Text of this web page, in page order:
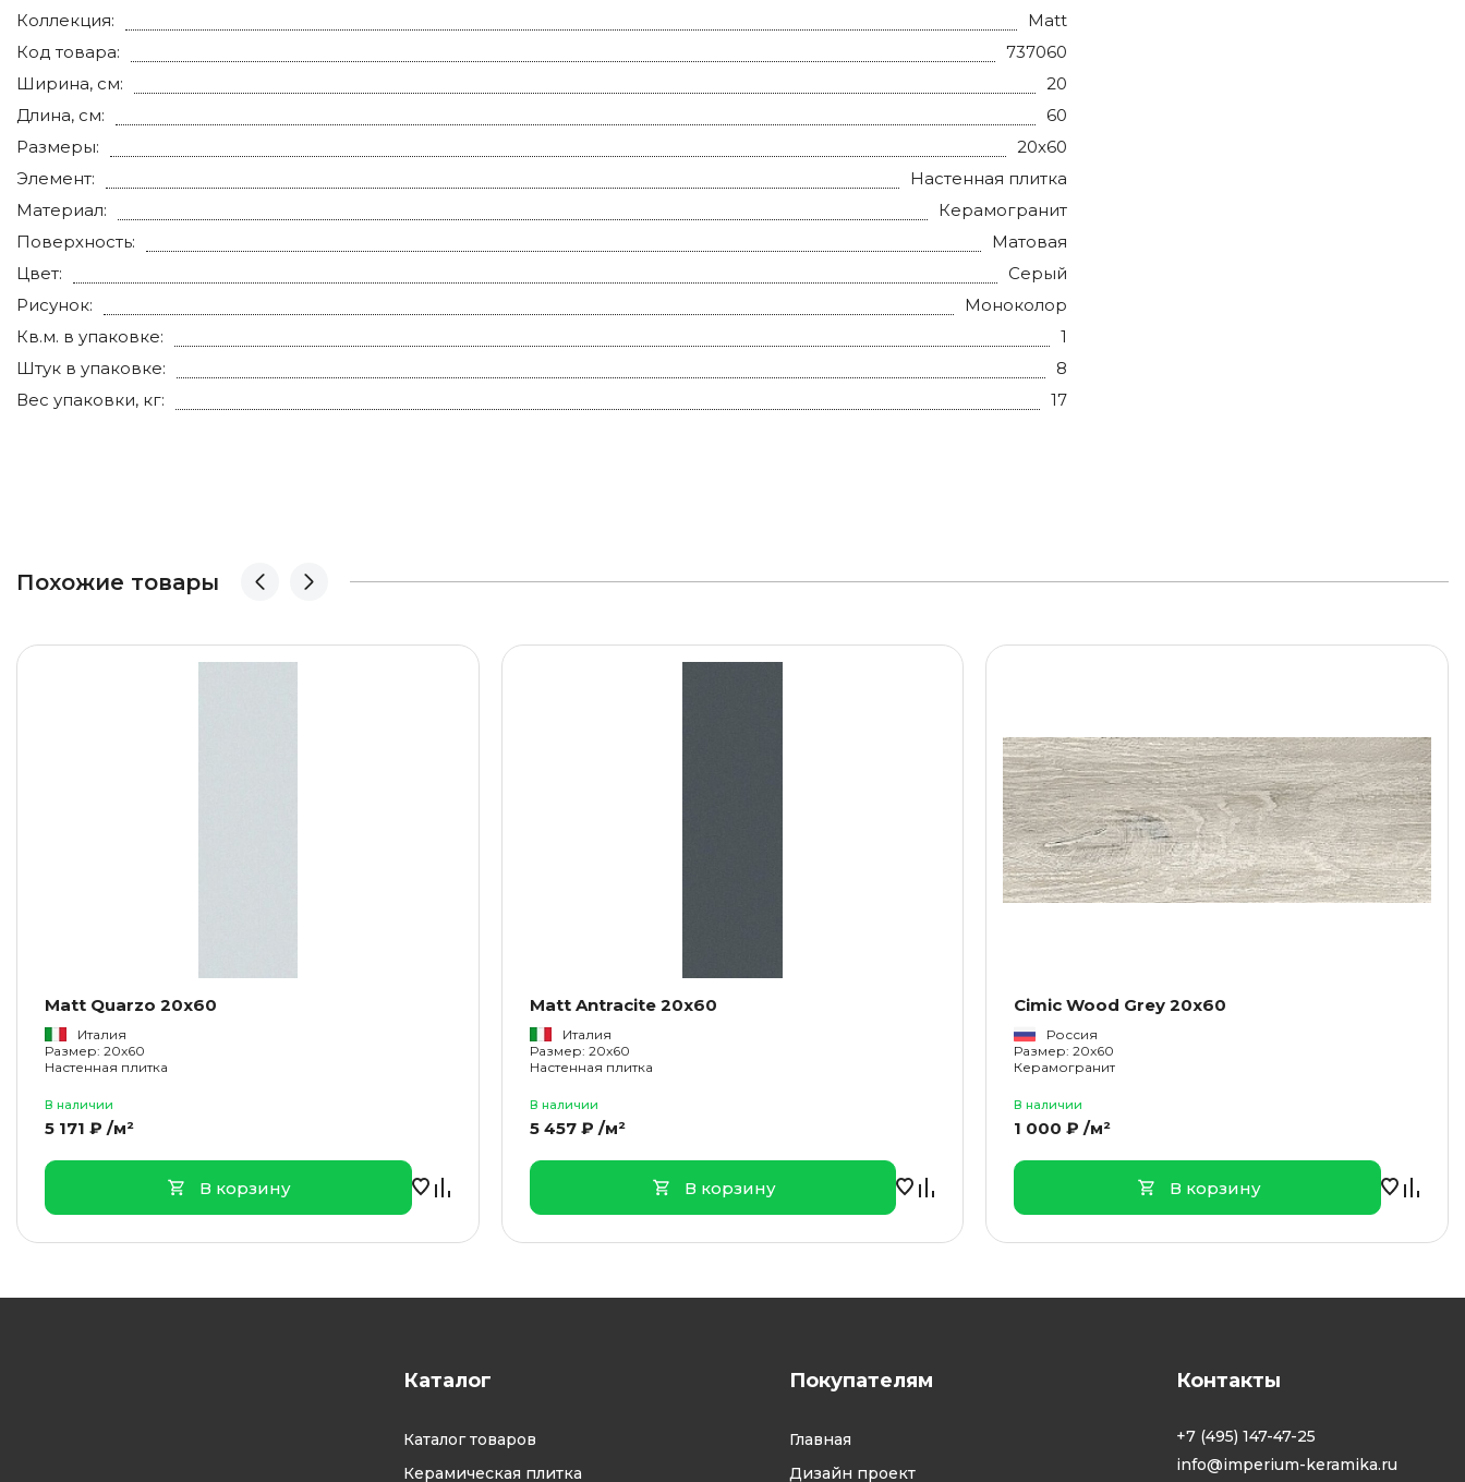
Коллекция:
Matt
Код товара:
737060
Ширина, см:
20
Длина, см:
60
Размеры:
20x60
Элемент:
Настенная плитка
Материал:
Керамогранит
Поверхность:
Матовая
Цвет:
Серый
Рисунок:
Моноколор
Кв.м. в упаковке:
1
Штук в упаковке:
8
Вес упаковки, кг:
17
Похожие товары
Matt Quarzo 20x60
Италия
Размер: 20x60
Настенная плитка
В наличии
5 171 ₽ /м²
В корзину
Matt Antracite 20x60
Италия
Размер: 20x60
Настенная плитка
В наличии
5 457 ₽ /м²
В корзину
Cimic Wood Grey 20x60
Россия
Размер: 20x60
Керамогранит
В наличии
1 000 ₽ /м²
В корзину
Каталог
Каталог товаров
Керамическая плитка
Покупателям
Главная
Дизайн проект
Контакты
+7 (495) 147-47-25
info@imperium-keramika.ru